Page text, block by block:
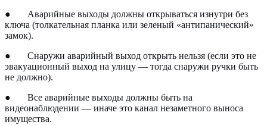
● Аварийные выходы должны открываться изнутри без
ключа (толкательная планка или зеленый «антипанический»
замок).
● Снаружи аварийный выход открыть нельзя (если это не
эвакуационный выход на улицу — тогда снаружи ручки быть
не должно).
● Все аварийные выходы должны быть на
видеонаблюдении — иначе это канал незаметного выноса
имущества.